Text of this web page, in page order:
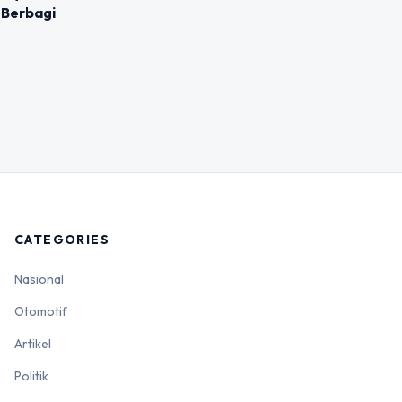
CATEGORIES
Nasional
Otomotif
Artikel
Politik